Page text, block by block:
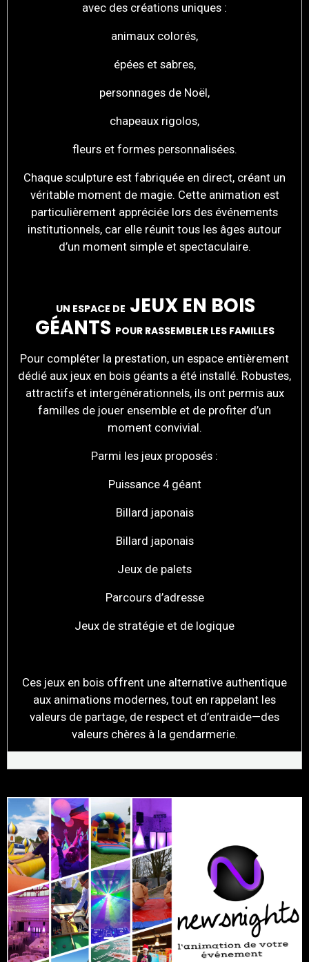
avec des créations uniques :
animaux colorés,
épées et sabres,
personnages de Noël,
chapeaux rigolos,
fleurs et formes personnalisées.
Chaque sculpture est fabriquée en direct, créant un
véritable moment de magie. Cette animation est
particulièrement appréciée lors des événements
institutionnels, car elle réunit tous les âges autour
d’un moment simple et spectaculaire.
UN ESPACE DE JEUX EN BOIS
GÉANTS POUR RASSEMBLER LES FAMILLES
Pour compléter la prestation, un espace entièrement
dédié aux jeux en bois géants a été installé. Robustes,
attractifs et intergénérationnels, ils ont permis aux
familles de jouer ensemble et de profiter d’un
moment convivial.
Parmi les jeux proposés :
Puissance 4 géant
Billard japonais
Billard japonais
Jeux de palets
Parcours d’adresse
Jeux de stratégie et de logique
Ces jeux en bois offrent une alternative authentique
aux animations modernes, tout en rappelant les
valeurs de partage, de respect et d’entraide—des
valeurs chères à la gendarmerie.